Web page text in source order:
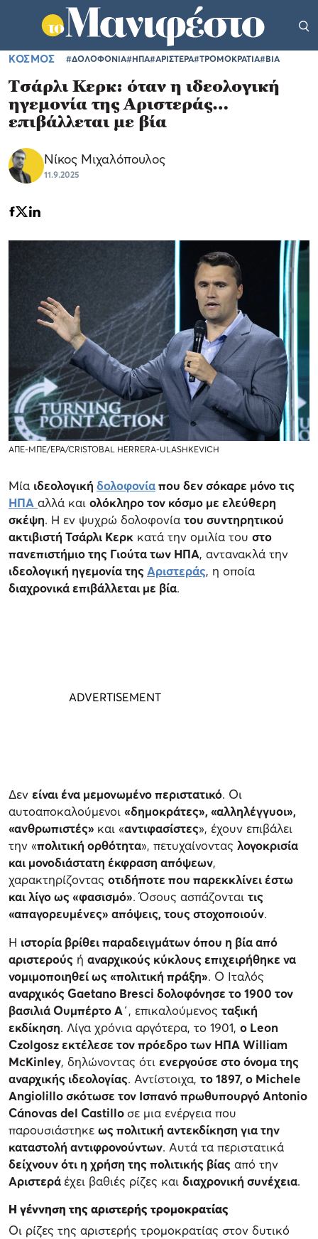
ΚΟΣΜΟΣ #ΔΟΛΟΦΟΝΙΑ#ΗΠΑ#ΑΡΙΣΤΕΡΑ#ΤΡΟΜΟΚΡΑΤΙΑ#ΒΙΑ
Τσάρλι Κερκ: όταν η ιδεολογική
ηγεμονία της Αριστεράς…
επιβάλλεται με βία
Νίκος Μιχαλόπουλος
11.9.2025
ΑΠΕ-ΜΠΕ/EPA/CRISTOBAL HERRERA-ULASHKEVICH
Μία ιδεολογική δολοφονίαπου δεν σόκαρε μόνο τις
ΗΠΑ αλλά και ολόκληρο τον κόσμο με ελεύθερη
σκέψη. Η εν ψυχρώ δολοφονία του συντηρητικού
ακτιβιστή Τσάρλι Κερκ κατά την ομιλία του στο
πανεπιστήμιο της Γιούτα των ΗΠΑ, αντανακλά την
ιδεολογική ηγεμονία τηςΑριστεράς, η οποία
διαχρονικά επιβάλλεται με βία.
Δεν είναι ένα μεμονωμένο περιστατικό. Οι
αυτοαποκαλούμενοι «δημοκράτες», «αλληλέγγυοι»,
«ανθρωπιστές» και «αντιφασίστες», έχουν επιβάλει
την «πολιτική ορθότητα», πετυχαίνοντας λογοκρισία
και μονοδιάστατη έκφραση απόψεων,
χαρακτηρίζοντας οτιδήποτε που παρεκκλίνει έστω
και λίγο ως «φασισμό». Όσους ασπάζονται τις
«απαγορευμένες» απόψεις, τους στοχοποιούν.
Η ιστορία βρίθει παραδειγμάτων όπου η βία από
αριστερούς ή αναρχικούς κύκλους επιχειρήθηκε να
νομιμοποιηθεί ως «πολιτική πράξη». Ο Ιταλός
αναρχικός Gaetano Bresci δολοφόνησε το 1900 τον
βασιλιά Ουμπέρτο Α΄, επικαλούμενος ταξική
εκδίκηση. Λίγα χρόνια αργότερα, το 1901, ο Leon
Czolgosz εκτέλεσε τον πρόεδρο των ΗΠΑ William
McKinley, δηλώνοντας ότι ενεργούσε στο όνομα της
αναρχικής ιδεολογίας. Αντίστοιχα, το 1897, ο Michele
Angiolillo σκότωσε τον Ισπανό πρωθυπουργό Antonio
Cánovas del Castilloσε μια ενέργεια που
παρουσιάστηκε ως πολιτική αντεκδίκηση για την
καταστολή αντιφρονούντων. Αυτά τα περιστατικά
δείχνουν ότι η χρήση της πολιτικής βίας από την
Αριστερά έχει βαθιές ρίζες και διαχρονική συνέχεια.
Η γέννηση της αριστερής τρομοκρατίας
Οι ρίζες της αριστερής τρομοκρατίας στον δυτικό